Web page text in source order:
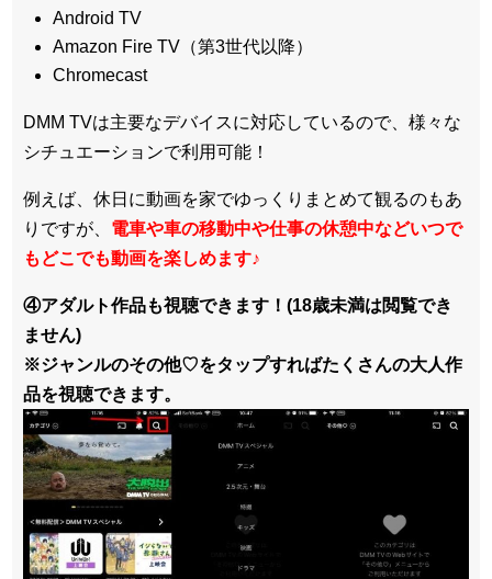
Android TV
Amazon Fire TV（第3世代以降）
Chromecast
DMM TVは主要なデバイスに対応しているので、 様々な
シチュエーションで利用可能！
例えば、休日に動画を家でゆっくりまとめて観るのもあ
りですが、 電車や車の移動中や仕事の休憩中などいつで
もどこでも動画を楽しめます♪
④アダルト作品も視聴できます！(18歳未満は閲覧でき
ません)
※ジャンルのその他♡をタップすればたくさんの大人作
品を視聴できます。